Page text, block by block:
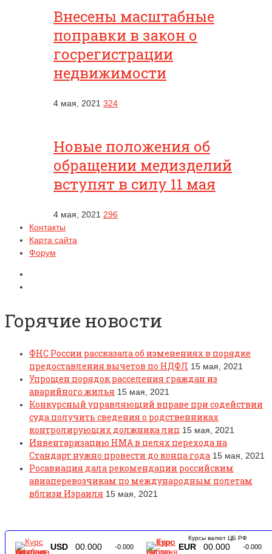
Внесены масштабные
поправки в закон о
госрегистрации
недвижимости
4 мая, 2021 324
Новые положения об
обращении медизделий
вступят в силу 11 мая
4 мая, 2021 296
Контакты
Карта сайта
Форум
Горячие новости
ФНС России рассказала об изменениях в порядке
предоставления вычетов по НДФЛ 15 мая, 2021
Упрощен порядок расселения граждан из
аварийного жилья 15 мая, 2021
Конкурсный управляющий вправе при содействии
суда получить сведения о родственниках
контролирующих должника лиц 15 мая, 2021
Инвентаризацию НМА в целях перехода на
Стандарт нужно провести до конца года 15 мая, 2021
Росавиация дала рекомендации российским
авиаперевозчикам по международным полетам
вблизи Израиля 15 мая, 2021
Курсы валют ЦБ РФ
USD 00.000 -0.000 EUR 00.000 -0.000